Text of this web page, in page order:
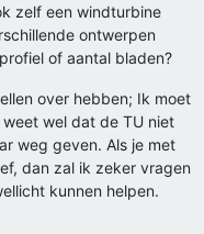
zelf een windturbine
ontwerpen
of aantal bladen?
over hebben; Ik moet
wel dat de TU niet
weg geven. Als je met
dan zal ik zeker vragen
kunnen helpen.